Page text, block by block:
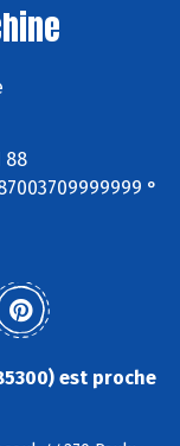
88
°
est proche